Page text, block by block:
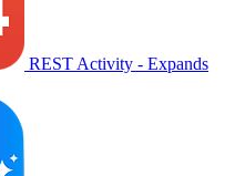
REST Activity - Expands